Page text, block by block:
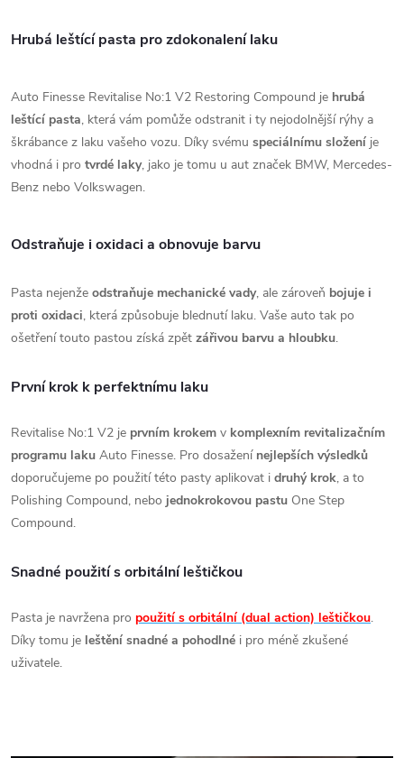
Hrubá leštící pasta pro zdokonalení laku
Auto Finesse Revitalise No:1 V2 Restoring Compound je hrubá
leštící pasta, která vám pomůže odstranit i ty nejodolnější rýhy a
škrábance z laku vašeho vozu. Díky svému speciálnímu složení je
vhodná i pro tvrdé laky, jako je tomu u aut značek BMW, Mercedes-
Benz nebo Volkswagen.
Odstraňuje i oxidaci a obnovuje barvu
Pasta nejenže odstraňuje mechanické vady, ale zároveň bojuje i
proti oxidaci, která způsobuje blednutí laku. Vaše auto tak po
ošetření touto pastou získá zpět zářivou barvu a hloubku.
První krok k perfektnímu laku
Revitalise No:1 V2 je prvním krokem v komplexním revitalizačním
programu laku Auto Finesse. Pro dosažení nejlepších výsledků
doporučujeme po použití této pasty aplikovat i druhý krok, a to
Polishing Compound, nebo jednokrokovou pastu One Step
Compound.
Snadné použití s orbitální leštičkou
Pasta je navržena pro použití s orbitální (dual action) leštičkou.
Díky tomu je leštění snadné a pohodlné i pro méně zkušené
uživatele.